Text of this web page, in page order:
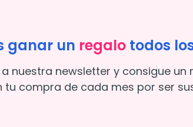
ganar un regalo todos
nuestra newsletter y consigue un
tu compra de cada mes por ser